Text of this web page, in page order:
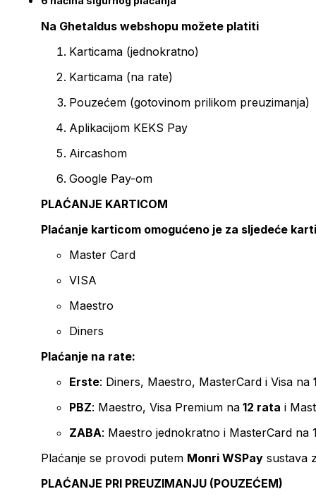
Na Ghetaldus webshopu možete platiti
Karticama (jednokratno)
Karticama (na rate)
Pouzećem (gotovinom prilikom preuzimanja)
Aplikacijom KEKS Pay
Aircashom
Google Pay-om
PLAĆANJE KARTICOM
Plaćanje karticom omogućeno je za sljedeće
Master Card
VISA
Maestro
Diners
Plaćanje na rate:
Erste: Diners, Maestro, MasterCard i Visa na
PBZ: Maestro, Visa Premium na 12 rata i
ZABA: Maestro jednokratno i MasterCard na
Plaćanje se provodi putem Monri WSPay sustava
PLAĆANJE PRI PREUZIMANJU (POUZEĆEM)